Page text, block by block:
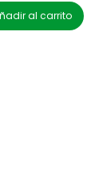
al carrito